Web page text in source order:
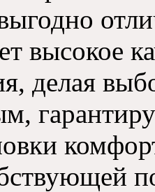
высокое
делая